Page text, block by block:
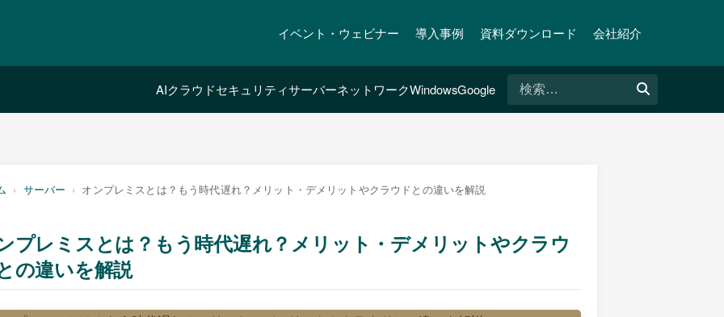
イベント・ウェビナー 導入事例 資料ダウンロード 会社紹介
AIクラウドセキュリティサーバーネットワークWindowsGoogle
検
索:
サーバー オンプレミスとは？もう時代遅れ？メリット・デメリットやクラウドとの違いを解説
プレミスとは？もう時代遅れ？メリット・デメリットやクラウ
の違いを解説